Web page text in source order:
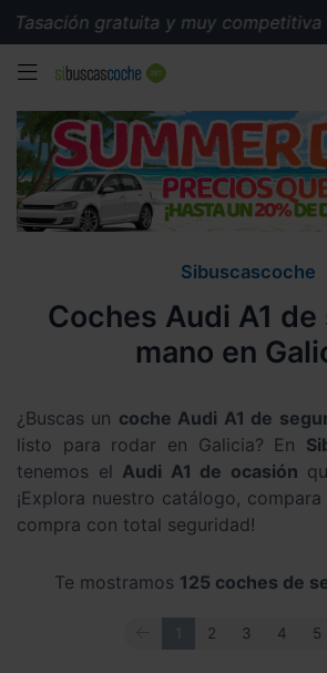
gratuita y muy competitiva al
MENÚ
Sibuscascoche
Coches Audi A1
mano en
¿Buscas un coche Audi A1 de
listo para rodar en Galicia? En
tenemos el Audi A1 de ocasión
¡Explora nuestro catálogo,
compra con total seguridad!
Te mostramos 125 coches de
ANTERIOR
2 3 4 5